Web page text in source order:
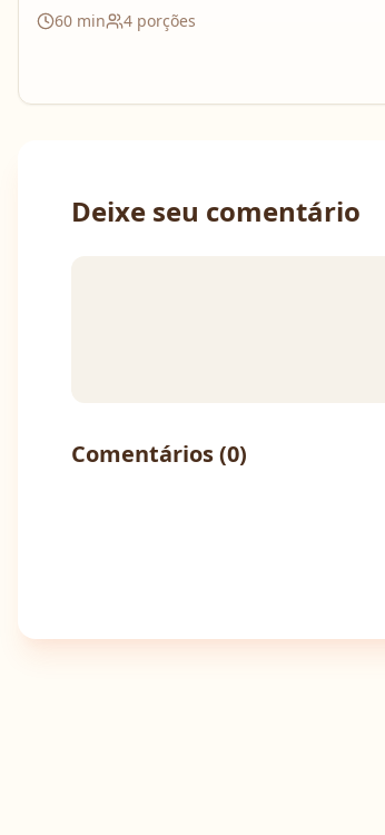
60 min 4 porções
Deixe seu comentário
Comentários (0)